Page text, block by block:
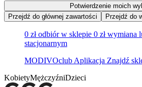
Potwierdzenie moich
Przejdź do głównej zawartości
Przejdź do
0 zł odbiór w sklepie 0 zł wymiana
stacjonarnym
MODIVOclub Aplikacja Znajdź
KobietyMężczyźniDzieci